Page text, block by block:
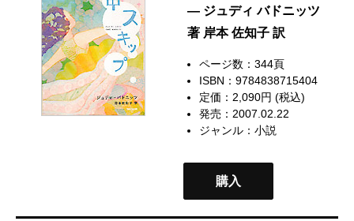
— ジュディ バドニッツ
著 岸本 佐知子 訳
ページ数：344頁
ISBN：9784838715404
定価：2,090円 (税込)
発売：2007.02.22
ジャンル：小説
購入